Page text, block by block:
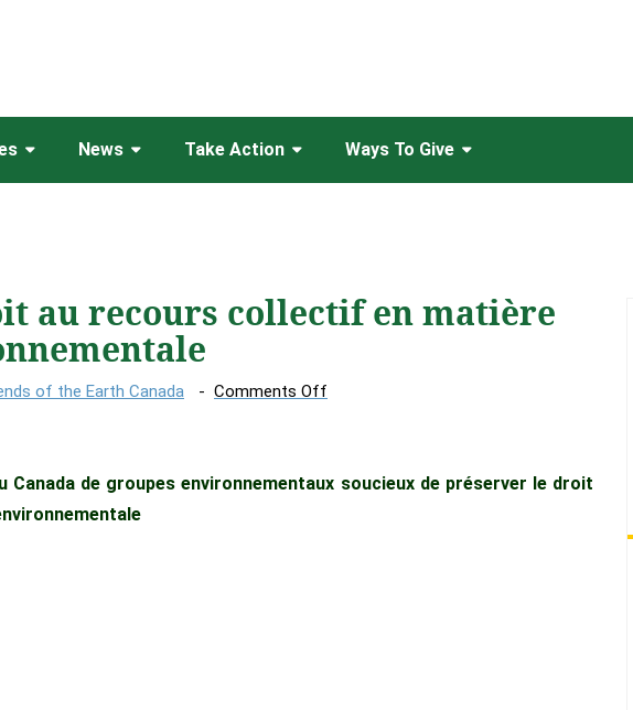
News Take Action Ways To Give
au recours collectif en matière
of the Earth Canada Comments Off
recours
Canada de groupes environnementaux soucieux de préserver le droit